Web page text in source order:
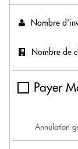
Nombre
Nombre de
Payer
Annulation